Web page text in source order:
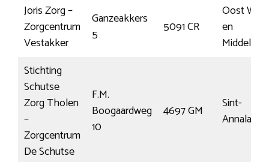
Joris Zorg –
Zorgcentrum
Vestakker
Ganzeakkers
5
5091 CR
Oost West
en
Stichting
Schutse
Zorg Tholen
–
Zorgcentrum
De Schutse
F.M.
Boogaardweg
10
4697 GM
Sint-
Annaland